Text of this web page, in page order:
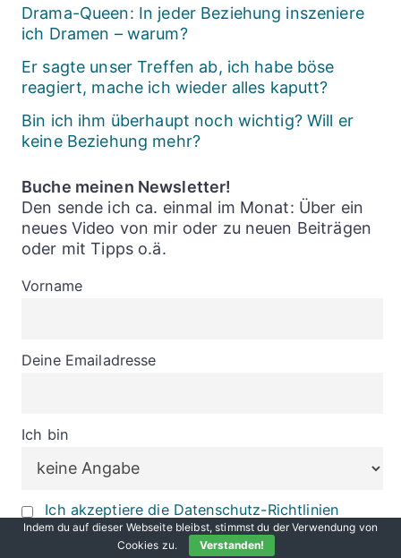
Drama-Queen: In jeder Beziehung inszeniere
ich Dramen – warum?
Er sagte unser Treffen ab, ich habe böse
reagiert, mache ich wieder alles kaputt?
Bin ich ihm überhaupt noch wichtig? Will er
keine Beziehung mehr?
Buche meinen Newsletter!
Den sende ich ca. einmal im Monat: Über ein
neues Video von mir oder zu neuen Beiträgen
oder mit Tipps o.ä.
Vorname
Deine Emailadresse
Ich bin
Ich akzeptiere die Datenschutz-Richtlinien
dieser Webseite
Indem du auf dieser Webseite bleibst, stimmst du der Verwendung von
Cookies zu.
Verstanden!